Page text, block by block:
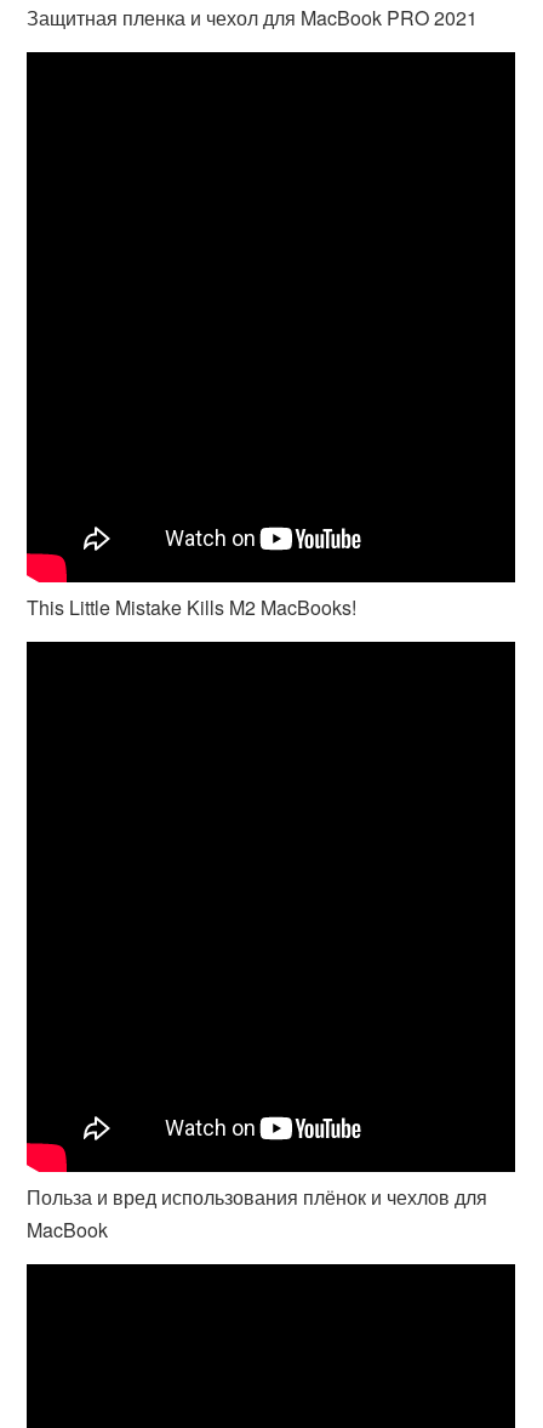
Защитная пленка и чехол для MacBook PRO 2021
This Little Mistake Kills M2 MacBooks!
Польза и вред использования плёнок и чехлов для
MacBook